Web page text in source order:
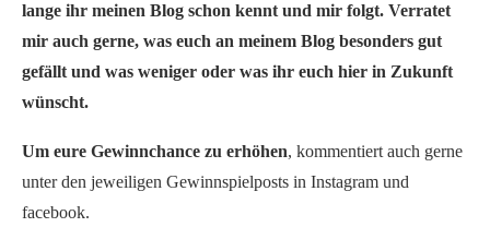
lange ihr meinen Blog schon kennt und mir folgt. Verratet
mir auch gerne, was euch an meinem Blog besonders gut
gefällt und was weniger oder was ihr euch hier in Zukunft
wünscht.
Um eure Gewinnchance zu erhöhen, kommentiert auch gerne
unter den jeweiligen Gewinnspielposts in Instagram und
facebook.